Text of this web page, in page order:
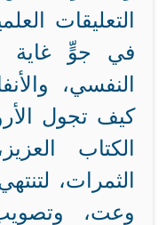
التعليقات
في جوٍّ غاية
النفسي،
كيف تجول
الكتاب
الثمرات،
وعت،